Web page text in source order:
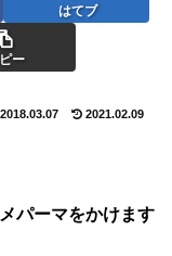
はてブ
ー
2018.03.07 2021.02.09
パーマをかけます